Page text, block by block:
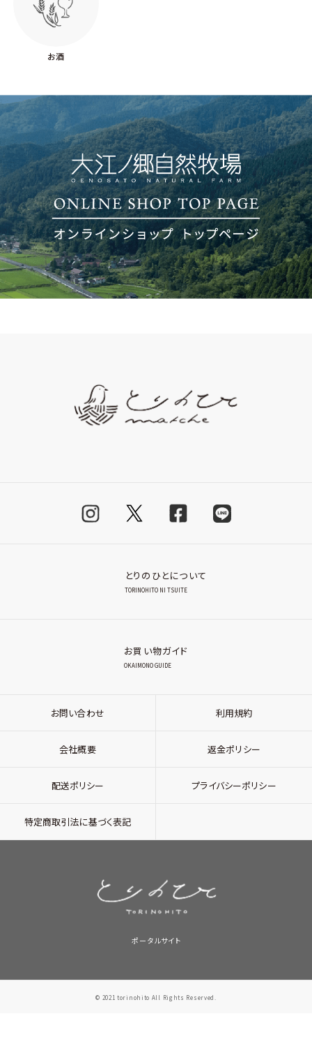
お酒
とりのひとについて
TORINOHITO NI TSUITE
お買い物ガイド
OKAIMONO GUIDE
お問い合わせ 利用規約
会社概要 返金ポリシー
配送ポリシー プライバシーポリシー
特定商取引法に基づく表記
ポータルサイト
© 2021 torinohito All Rights Reserved.